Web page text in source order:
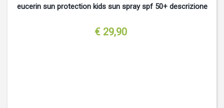
eucerin sun protection kids sun spray spf 50+ descrizione
€ 29,90